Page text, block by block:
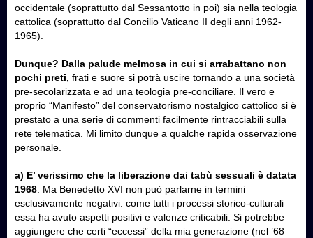
occidentale (soprattutto dal Sessantotto in poi) sia nella teologia
cattolica (soprattutto dal Concilio Vaticano II degli anni 1962-
1965).
Dunque? Dalla palude melmosa in cui si arrabattano non
pochi preti, frati e suore si potrà uscire tornando a una società
pre-secolarizzata e ad una teologia pre-conciliare. Il vero e
proprio “Manifesto” del conservatorismo nostalgico cattolico si è
prestato a una serie di commenti facilmente rintracciabili sulla
rete telematica. Mi limito dunque a qualche rapida osservazione
personale.
a) E’ verissimo che la liberazione dai tabù sessuali è datata
1968 . Ma Benedetto XVI non può parlarne in termini
esclusivamente negativi: come tutti i processi storico-culturali
essa ha avuto aspetti positivi e valenze criticabili. Si potrebbe
aggiungere che certi “eccessi” della mia generazione (nel ’68